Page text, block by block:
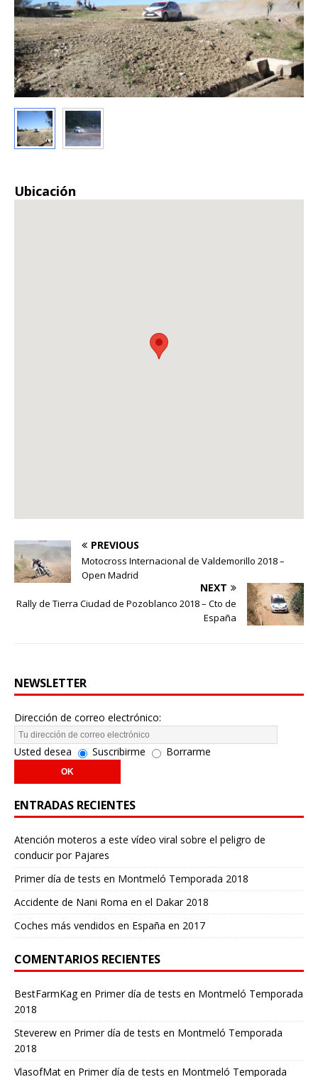
Ubicación
PREVIOUS
Motocross Internacional de Valdemorillo 2018 –
Open Madrid
NEXT
Rally de Tierra Ciudad de Pozoblanco 2018 – Cto de
España
NEWSLETTER
Dirección de correo electrónico:
Usted desea Suscribirme Borrarme
ENTRADAS RECIENTES
Atención moteros a este vídeo viral sobre el peligro de
conducir por Pajares
Primer día de tests en Montmeló Temporada 2018
Accidente de Nani Roma en el Dakar 2018
Coches más vendidos en España en 2017
COMENTARIOS RECIENTES
BestFarmKagen Primer día de tests en Montmeló Temporada
2018
Steverew en Primer día de tests en Montmeló Temporada
2018
VlasofMat en Primer día de tests en Montmeló Temporada